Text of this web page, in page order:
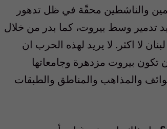
والناشطين محقّة في ظل تدهور
تدمير وسط بيروت، كما بدر من خلال
لا اكثر. لا يريد لهذه الحرب ان
تكون بيروت مزدهرة وجامعاتها
والمذاهب والمناطق والطبقات